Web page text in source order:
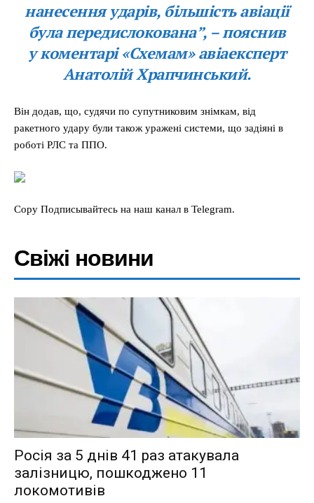
нанесення ударів, більшість авіації
була передислокована”, – пояснив
у коментарі «Схемам» авіаексперт
Анатолій Храпчинський.
Він додав, що, судячи по супутниковим знімкам, від
ракетного удару були також уражені системи, що задіяні в
роботі РЛС та ППО.
Copy Подписывайтесь на наш канал в Telegram.
Свіжі новини
Росія за 5 днів 41 раз атакувала
залізницю, пошкоджено 11
локомотивів